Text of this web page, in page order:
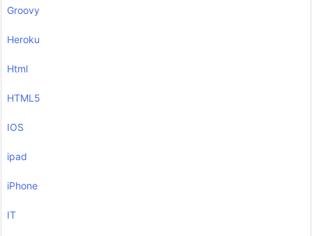
Groovy
Heroku
Html
HTML5
IOS
ipad
iPhone
IT